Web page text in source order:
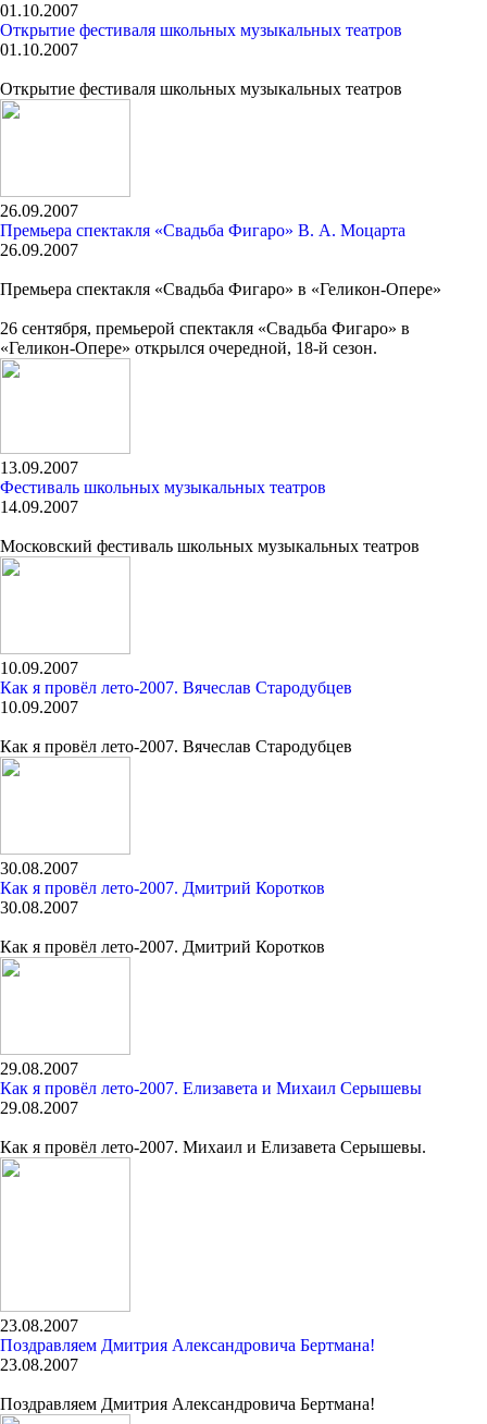
01.10.2007
Открытие фестиваля школьных музыкальных театров
01.10.2007
Открытие фестиваля школьных музыкальных театров
26.09.2007
Премьера спектакля «Свадьба Фигаро» В. А. Моцарта
26.09.2007
Премьера спектакля «Свадьба Фигаро» в «Геликон-Опере»
26 сентября, премьерой спектакля «Свадьба Фигаро» в
«Геликон-Опере» открылся очередной, 18-й сезон.
13.09.2007
Фестиваль школьных музыкальных театров
14.09.2007
Московский фестиваль школьных музыкальных театров
10.09.2007
Как я провёл лето-2007. Вячеслав Стародубцев
10.09.2007
Как я провёл лето-2007. Вячеслав Стародубцев
30.08.2007
Как я провёл лето-2007. Дмитрий Коротков
30.08.2007
Как я провёл лето-2007. Дмитрий Коротков
29.08.2007
Как я провёл лето-2007. Елизавета и Михаил Серышевы
29.08.2007
Как я провёл лето-2007. Михаил и Елизавета Серышевы.
23.08.2007
Поздравляем Дмитрия Александровича Бертмана!
23.08.2007
Поздравляем Дмитрия Александровича Бертмана!